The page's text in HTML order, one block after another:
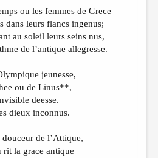
ou les femmes de Grece
dans leurs flancs ingenus;
au soleil leurs seins nus,
de l’antique allegresse.
jeunesse,
ou de Linus**,
deesse.
dieux inconnus.
de l’Attique,
rit la grace antique